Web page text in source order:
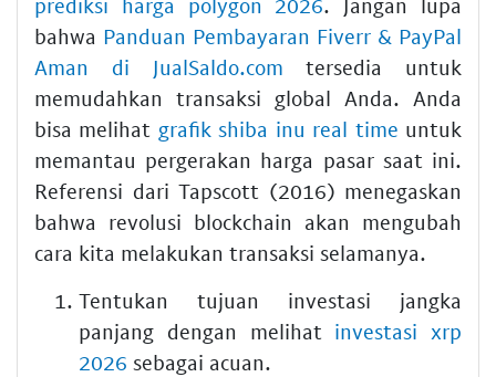
prediksi harga polygon 2026. Jangan lupa
bahwa Panduan Pembayaran Fiverr & PayPal
Aman di JualSaldo.com tersedia untuk
memudahkan transaksi global Anda. Anda
bisa melihat grafik shiba inu real time untuk
memantau pergerakan harga pasar saat ini.
Referensi dari Tapscott (2016) menegaskan
bahwa revolusi blockchain akan mengubah
cara kita melakukan transaksi selamanya.
Tentukan tujuan investasi jangka
panjang dengan melihat investasi xrp
2026 sebagai acuan.